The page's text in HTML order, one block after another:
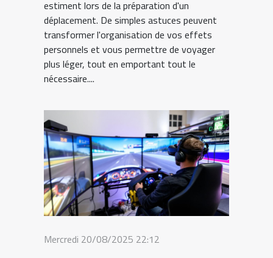
estiment lors de la préparation d'un
déplacement. De simples astuces peuvent
transformer l'organisation de vos effets
personnels et vous permettre de voyager
plus léger, tout en emportant tout le
nécessaire....
Mercredi 20/08/2025 22:12